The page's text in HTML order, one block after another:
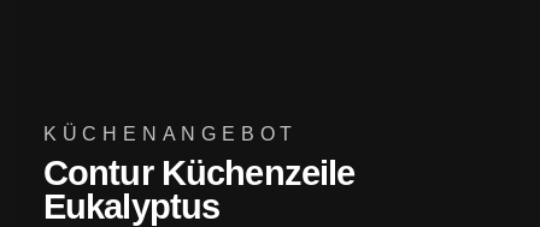
KÜCHENANGEBOT
Contur Küchenzeile
Eukalyptus